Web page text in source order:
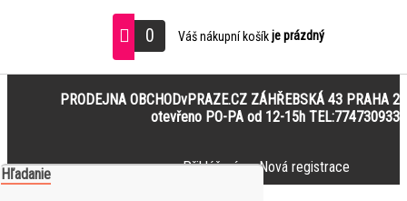
PRODEJNA OBCHODvPRAZE.CZ ZÁHŘEBSKÁ 43 PRAHA 2
otevřeno PO-PA od 12-15h TEL:774730933
Přihlášení Nová registrace
Hľadanie
0 Váš nákupní košíkje prázdný